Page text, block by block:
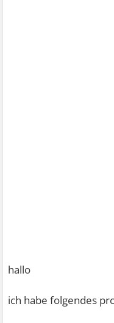
hallo
ich habe folgendes